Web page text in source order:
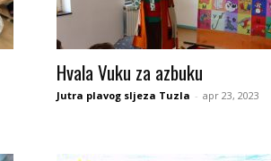
Hvala Vuku za azbuku
Jutra plavog sljeza Tuzla - apr 23, 2023